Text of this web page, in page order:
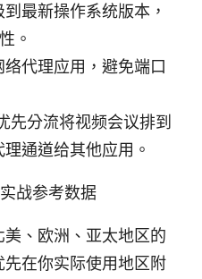
最新操作系统版本，
。
代理应用，避免端口
先分流将视频会议排到
通道给其他应用。
战参考数据
、欧洲、亚太地区的
在你实际使用地区附